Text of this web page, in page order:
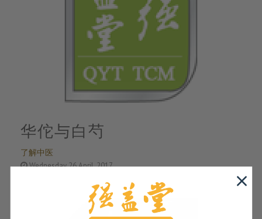
了解中医
华佗与白芍
Wednesday 26 April, 2017